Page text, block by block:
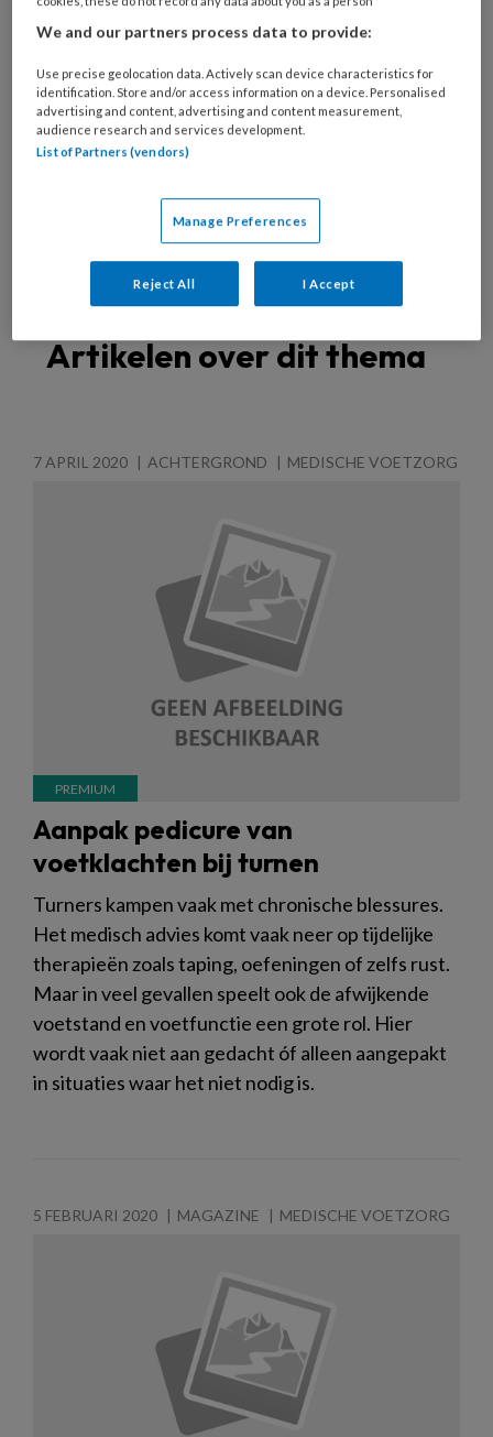
Verwaarloosde voet
Nagelreparatie
Nagelregulatie
Orthese
Richtlijnen
Artikelen over dit thema
7 APRIL 2020 ACHTERGROND MEDISCHE VOETZORG
Aanpak pedicure van
voetklachten bij turnen
Turners kampen vaak met chronische blessures.
Het medisch advies komt vaak neer op tijdelijke
therapieën zoals taping, oefeningen of zelfs rust.
Maar in veel gevallen speelt ook de afwijkende
voetstand en voetfunctie een grote rol. Hier
wordt vaak niet aan gedacht óf alleen aangepakt
in situaties waar het niet nodig is.
5 FEBRUARI 2020 MAGAZINE MEDISCHE VOETZORG
We and our partners process data to provide:
Use precise geolocation data. Actively scan device characteristics for
identification. Store and/or access information on a device. Personalised
advertising and content, advertising and content measurement,
audience research and services development.
List of Partners (vendors)
Manage Preferences
Reject All I Accept